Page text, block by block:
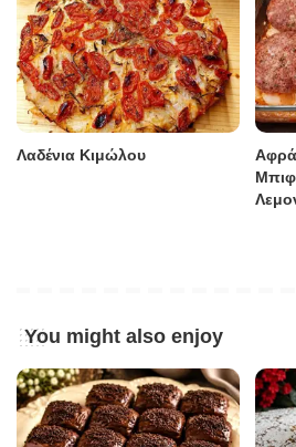
Λαδένια Κιμώλου
You might also enjoy